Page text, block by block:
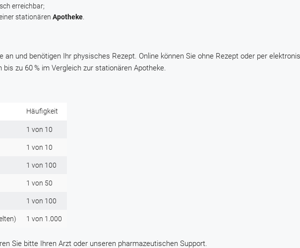
erreichbar;
stationären Apotheke.
an und benötigen Ihr physisches Rezept. Online können Sie ohne Rezept oder per
bis zu 60 % im Vergleich zur stationären Apotheke.
Häufigkeit
1 von 10
1 von 10
1 von 100
1 von 50
1 von 100
1 von 1.000
Sie bitte Ihren Arzt oder unseren pharmazeutischen Support.